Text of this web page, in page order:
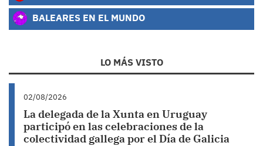
BALEARES EN EL MUNDO
LO MÁS VISTO
02/08/2026
La delegada de la Xunta en Uruguay
participó en las celebraciones de la
colectividad gallega por el Día de Galicia